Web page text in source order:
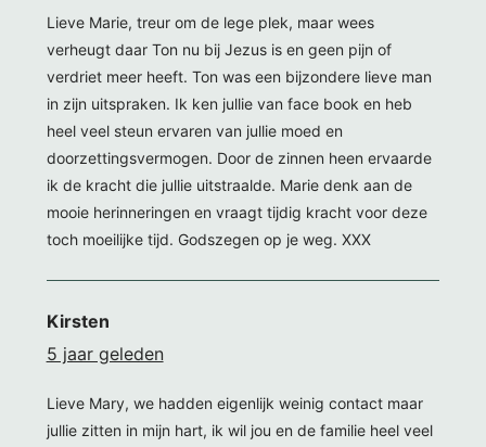
Lieve Marie, treur om de lege plek, maar wees
verheugt daar Ton nu bij Jezus is en geen pijn of
verdriet meer heeft. Ton was een bijzondere lieve man
in zijn uitspraken. Ik ken jullie van face book en heb
heel veel steun ervaren van jullie moed en
doorzettingsvermogen. Door de zinnen heen ervaarde
ik de kracht die jullie uitstraalde. Marie denk aan de
mooie herinneringen en vraagt tijdig kracht voor deze
toch moeilijke tijd. Godszegen op je weg. XXX
Kirsten
5 jaar geleden
Lieve Mary, we hadden eigenlijk weinig contact maar
jullie zitten in mijn hart, ik wil jou en de familie heel veel